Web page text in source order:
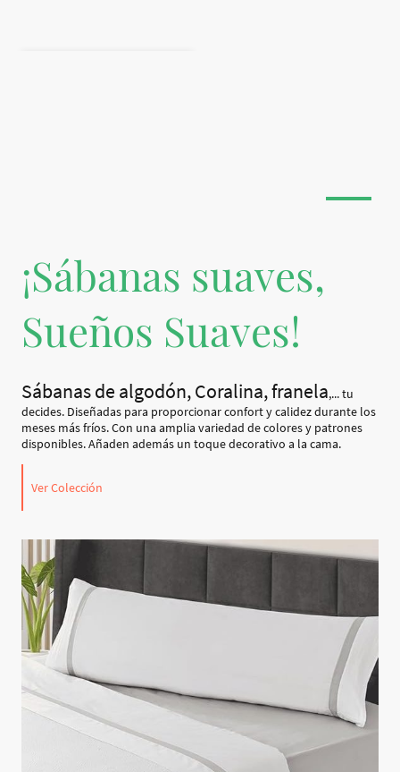
¡Sábanas suaves,
Sueños Suaves!
Sábanas de algodón, Coralina, franela,... tu
decides. Diseñadas para proporcionar confort y calidez durante los
meses más fríos. Con una amplia variedad de colores y patrones
disponibles. Añaden además un toque decorativo a la cama.
Ver Colección